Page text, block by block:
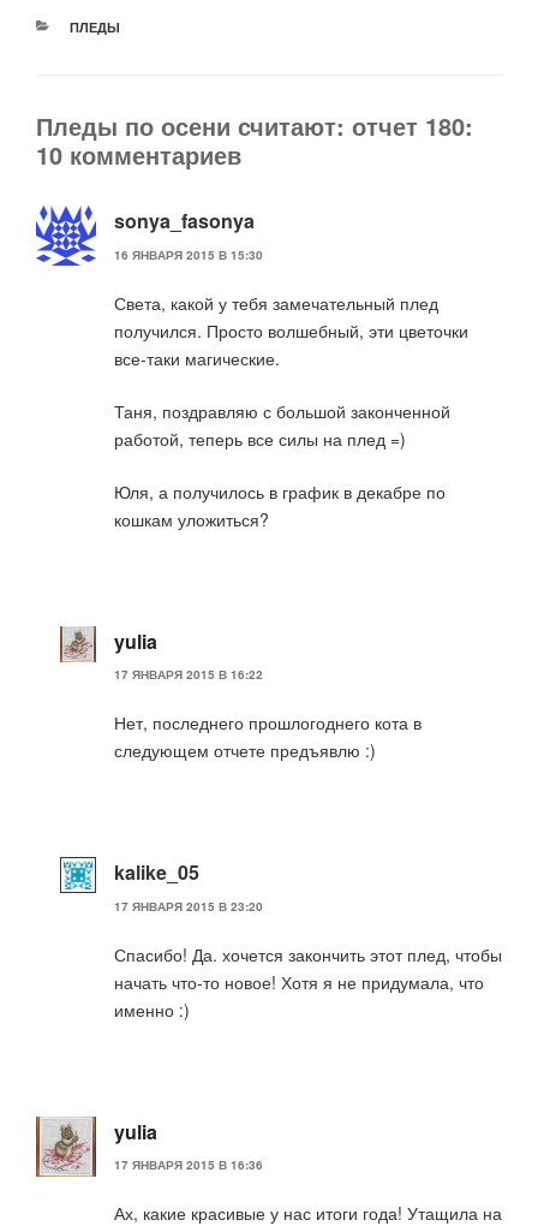
РУБРИКИ
ПЛЕДЫ
Пледы по осени считают: отчет 180:
10 комментариев
sonya_fasonya
16 ЯНВАРЯ 2015 В 15:30
Света, какой у тебя замечательный плед
получился. Просто волшебный, эти цветочки
все-таки магические.
Таня, поздравляю с большой законченной
работой, теперь все силы на плед =)
Юля, а получилось в график в декабре по
кошкам уложиться?
yulia
17 ЯНВАРЯ 2015 В 16:22
Нет, последнего прошлогоднего кота в
следующем отчете предъявлю :)
kalike_05
17 ЯНВАРЯ 2015 В 23:20
Спасибо! Да. хочется закончить этот плед, чтобы
начать что-то новое! Хотя я не придумала, что
именно :)
yulia
17 ЯНВАРЯ 2015 В 16:36
Ах, какие красивые у нас итоги года! Утащила на